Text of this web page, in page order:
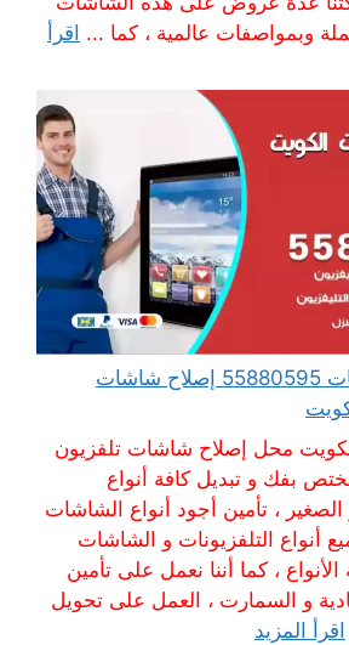
وبمواصفات عالمية ، كما ... اقرأ
فني تصليح تلفزيونات 55880595 إصلاح شاشات
محل إصلاح شاشات تلفزيون
بفك و تبديل كافة أنواع
الصغير ، تأمين أجود أنواع الشاشات
أنواع التلفزيونات و الشاشات
، كما أننا نعمل على تأمين
و السمارت ، العمل على تحويل
اقرأ المزيد